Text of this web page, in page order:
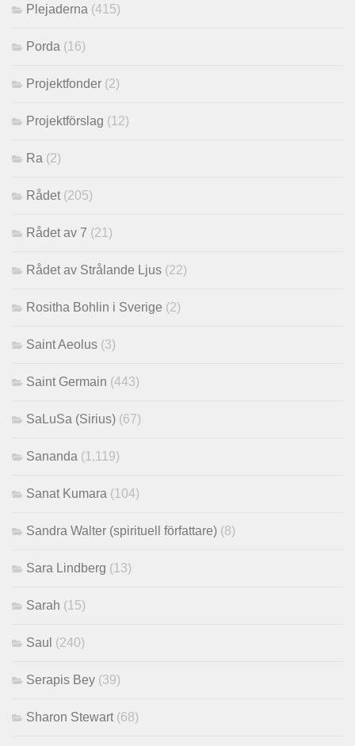
Plejaderna (415)
Porda (16)
Projektfonder (2)
Projektförslag (12)
Ra (2)
Rådet (205)
Rådet av 7 (21)
Rådet av Strålande Ljus (22)
Rositha Bohlin i Sverige (2)
Saint Aeolus (3)
Saint Germain (443)
SaLuSa (Sirius) (67)
Sananda (1,119)
Sanat Kumara (104)
Sandra Walter (spirituell författare) (8)
Sara Lindberg (13)
Sarah (15)
Saul (240)
Serapis Bey (39)
Sharon Stewart (68)